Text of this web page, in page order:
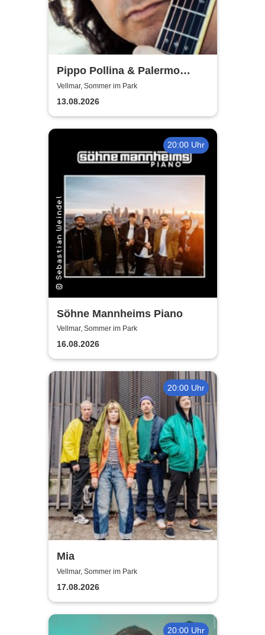
Pippo Pollina & Palermo
Acoustic Quintet - In
Concerto
Vellmar, Sommer im Park
13.08.2026
20:00 Uhr
Söhne Mannheims Piano
Vellmar, Sommer im Park
16.08.2026
20:00 Uhr
Mia
Vellmar, Sommer im Park
17.08.2026
20:00 Uhr